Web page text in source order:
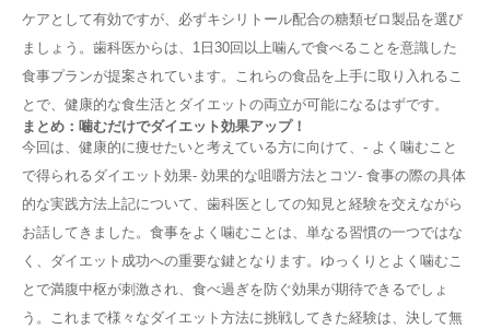
ケアとして有効ですが、必ずキシリトール配合の糖類ゼロ製品を選び
ましょう。歯科医からは、1日30回以上噛んで食べることを意識した
食事プランが提案されています。これらの食品を上手に取り入れるこ
とで、健康的な食生活とダイエットの両立が可能になるはずです。
まとめ：噛むだけでダイエット効果アップ！
今回は、健康的に痩せたいと考えている方に向けて、- よく噛むこと
で得られるダイエット効果- 効果的な咀嚼方法とコツ- 食事の際の具体
的な実践方法上記について、歯科医としての知見と経験を交えながら
お話してきました。食事をよく噛むことは、単なる習慣の一つではな
く、ダイエット成功への重要な鍵となります。ゆっくりとよく噛むこ
とで満腹中枢が刺激され、食べ過ぎを防ぐ効果が期待できるでしょ
う。これまで様々なダイエット方法に挑戦してきた経験は、決して無